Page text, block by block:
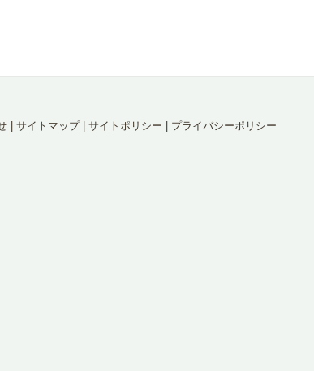
サイトマップ| サイトポリシー
プライバシーポリシー